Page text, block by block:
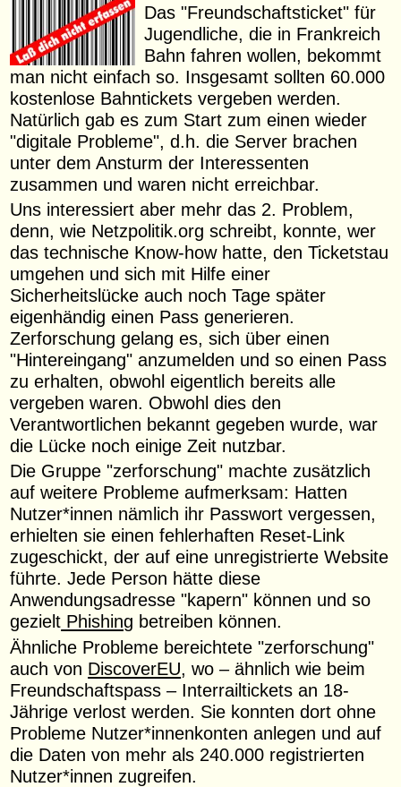
Das "Freundschaftsticket" für
Jugendliche, die in Frankreich
Bahn fahren wollen, bekommt
man nicht einfach so. Insgesamt sollten 60.000
kostenlose Bahntickets vergeben werden.
Natürlich gab es zum Start zum einen wieder
"digitale Probleme", d.h. die Server brachen
unter dem Ansturm der Interessenten
zusammen und waren nicht erreichbar.
Uns interessiert aber mehr das 2. Problem,
denn, wie Netzpolitik.org schreibt, konnte, wer
das technische Know-how hatte, den Ticketstau
umgehen und sich mit Hilfe einer
Sicherheitslücke auch noch Tage später
eigenhändig einen Pass generieren.
Zerforschung gelang es, sich über einen
"Hintereingang" anzumelden und so einen Pass
zu erhalten, obwohl eigentlich bereits alle
vergeben waren. Obwohl dies den
Verantwortlichen bekannt gegeben wurde, war
die Lücke noch einige Zeit nutzbar.
Die Gruppe "zerforschung" machte zusätzlich
auf weitere Probleme aufmerksam: Hatten
Nutzer*innen nämlich ihr Passwort vergessen,
erhielten sie einen fehlerhaften Reset-Link
zugeschickt, der auf eine unregistrierte Website
führte. Jede Person hätte diese
Anwendungsadresse "kapern" können und so
gezielt Phishing betreiben können.
Ähnliche Probleme bereichtete "zerforschung"
auch von DiscoverEU, wo – ähnlich wie beim
Freundschaftspass – Interrailtickets an 18-
Jährige verlost werden. Sie konnten dort ohne
Probleme Nutzer*innenkonten anlegen und auf
die Daten von mehr als 240.000 registrierten
Nutzer*innen zugreifen.